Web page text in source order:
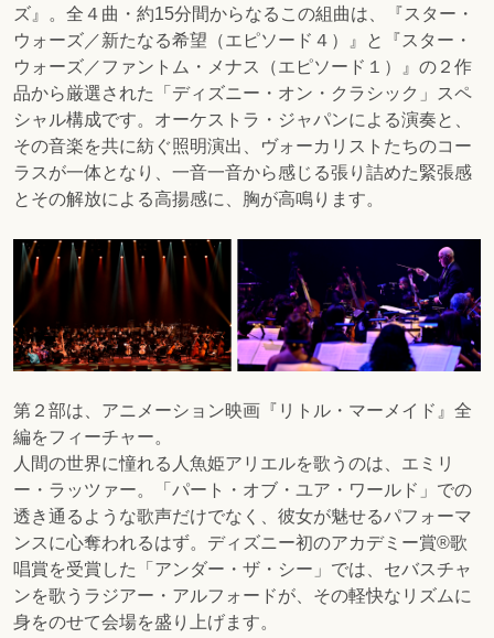
ズ』。全４曲・約15分間からなるこの組曲は、『スター・
ウォーズ／新たなる希望（エピソード４）』と『スター・
ウォーズ／ファントム・メナス（エピソード１）』の２作
品から厳選された「ディズニー・オン・クラシック」スペ
シャル構成です。オーケストラ・ジャパンによる演奏と、
その音楽を共に紡ぐ照明演出、ヴォーカリストたちのコー
ラスが一体となり、一音一音から感じる張り詰めた緊張感
とその解放による高揚感に、胸が高鳴ります。
第２部は、アニメーション映画『リトル・マーメイド』全
編をフィーチャー。
人間の世界に憧れる人魚姫アリエルを歌うのは、エミリ
ー・ラッツァー。「パート・オブ・ユア・ワールド」での
透き通るような歌声だけでなく、彼女が魅せるパフォーマ
ンスに心奪われるはず。ディズニー初のアカデミー賞®︎歌
唱賞を受賞した「アンダー・ザ・シー」では、セバスチャ
ンを歌うラジアー・アルフォードが、その軽快なリズムに
身をのせて会場を盛り上げます。